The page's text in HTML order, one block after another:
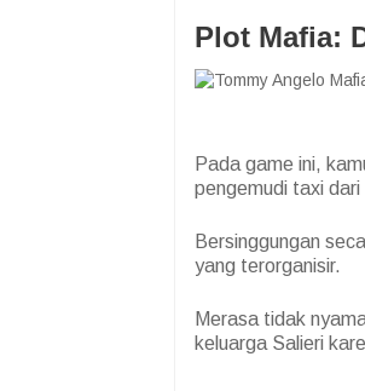
Plot Mafia:
Pada game ini,
pengemudi taxi dari
Bersinggungan
yang terorganisir.
Merasa tidak
keluarga Salieri